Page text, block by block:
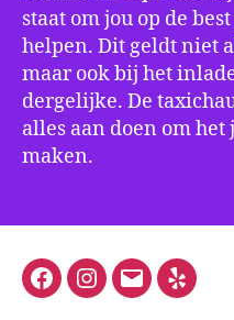
staat om jou op de
helpen. Dit geldt niet
maar ook bij het
dergelijke. De
alles aan doen om
maken.
FacebookInstagram
E-
Yelp